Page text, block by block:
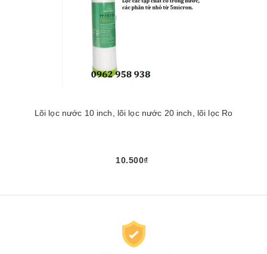
Lõi lọc nước 10 inch, lõi lọc nước 20 inch, lõi lọc Ro
10.500₫